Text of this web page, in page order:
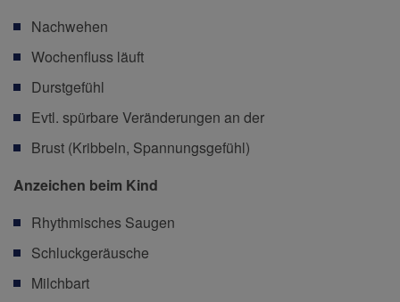
Nachwehen
Wochenfluss läuft
Durstgefühl
Evtl. spürbare Veränderungen an der
Brust (Kribbeln, Spannungsgefühl)
Anzeichen beim Kind
Rhythmisches Saugen
Schluckgeräusche
Milchbart